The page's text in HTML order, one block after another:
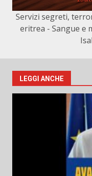
Servizi segreti,
eritrea - Sangue e
LEGGI ANCHE